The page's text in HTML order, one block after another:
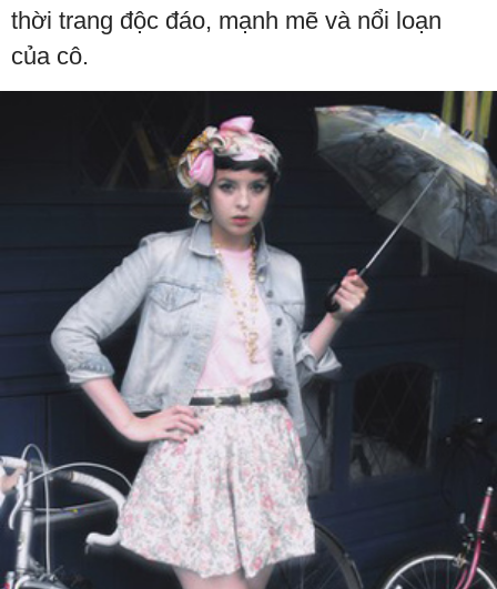
thời trang độc đáo, mạnh mẽ và nổi loạn
của cô.